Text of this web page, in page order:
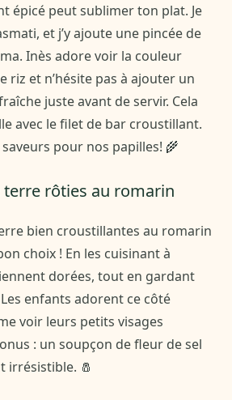
épicé peut sublimer ton plat. Je
et j’y ajoute une pincée de
Inès adore voir la couleur
riz et n’hésite pas à ajouter un
juste avant de servir. Cela
avec le filet de bar croustillant.
pour nos papilles! 🌾
terre rôties au romarin
bien croustillantes au romarin
choix ! En les cuisinant à
dorées, tout en gardant
enfants adorent ce côté
voir leurs petits visages
: un soupçon de fleur de sel
irrésistible. 🧂